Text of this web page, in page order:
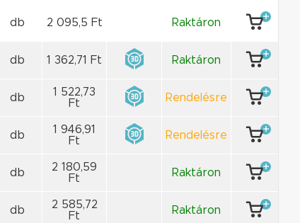
db 2 095,5 Ft Raktáron
db 1 362,71 Ft Raktáron
db
1 522,73
Ft
Rendelésre
db
1 946,91
Ft
Rendelésre
db
2 180,59
Ft
Raktáron
db
2 585,72
Ft
Raktáron